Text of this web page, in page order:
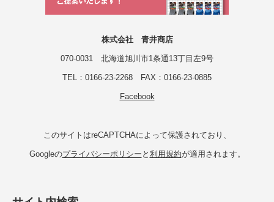
株式会社 青井商店
070-0031 北海道旭川市1条通13丁目左9号
TEL：0166-23-2268 FAX：0166-23-0885
Facebook
このサイトはreCAPTCHAによって保護されており、
Googleのプライバシーポリシー と 利用規約が適用されます。